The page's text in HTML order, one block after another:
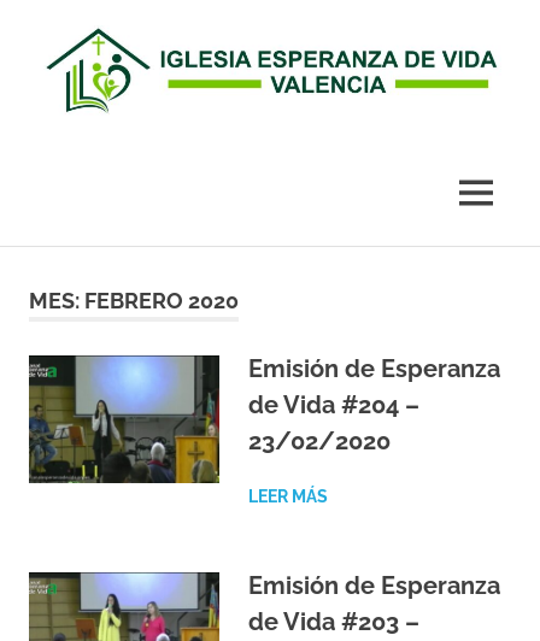
contenido
Valencia
MENÚ
MES: FEBRERO 2020
Emisión de Esperanza
de Vida #204 –
23/02/2020
LEER MÁS
Emisión de Esperanza
de Vida #203 –